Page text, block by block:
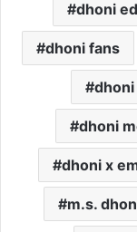
dhoni
dhoni fans
dhoni
dhoni
dhoni x
m.s.